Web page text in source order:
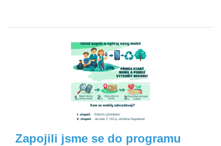
Zapojili jsme se do programu